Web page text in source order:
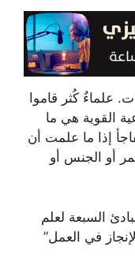
علماءٌ كُثر قاموا
القوية هي ما
إذا ما علمت أن
أو الجنس أو
السبعة لعلم
في العمل”